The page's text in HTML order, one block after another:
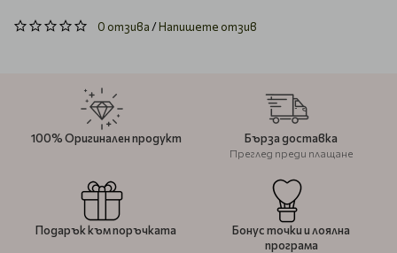
0 отзива/Напишете отзив
100% Оригинален продукт Бърза доставка
Преглед преди плащане
Подарък към поръчката
Бонус точки и лоялна
програма